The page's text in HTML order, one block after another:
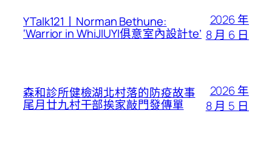
YTalk121丨Norman Bethune:
‘Warrior in WhiJIUYI俱意室內設計te’
2026 年
8 月 6 日
森和診所健檢湖北村落的防疫故事
尾月廿九村干部挨家敲門發傳單
2026 年
8 月 5 日